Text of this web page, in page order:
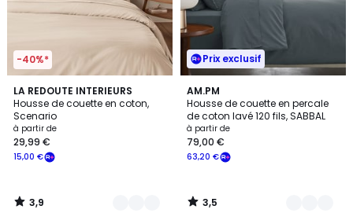
la
€.
-40%*
LA REDOUTE INTERIEURS
Housse de couette en coton,
Scenario
à partir de
15,00 €
29,99 €
3,9
/ 5
22
Couleurs
3,9
/
Prix exclusif
AM.PM
Housse de couette en percale
de coton lavé 120 fils, SABBAL
à partir de
63,20 €
79,00 €
3,5
/ 5
10
Couleurs
3,5
/